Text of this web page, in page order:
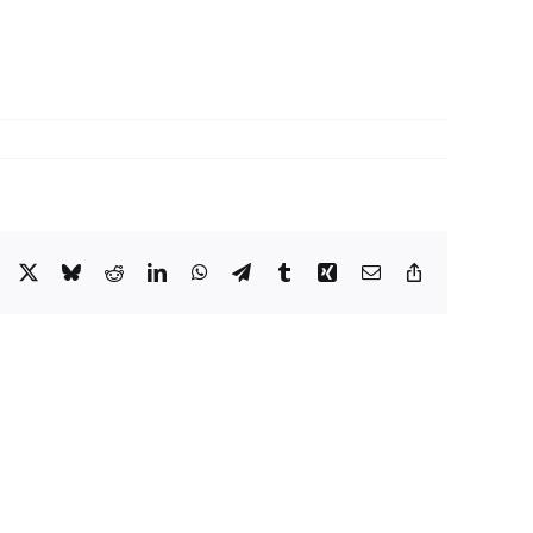
Facebook
X BlueskyRedditLinkedInWhatsApp
TelegramTumblrXing Email